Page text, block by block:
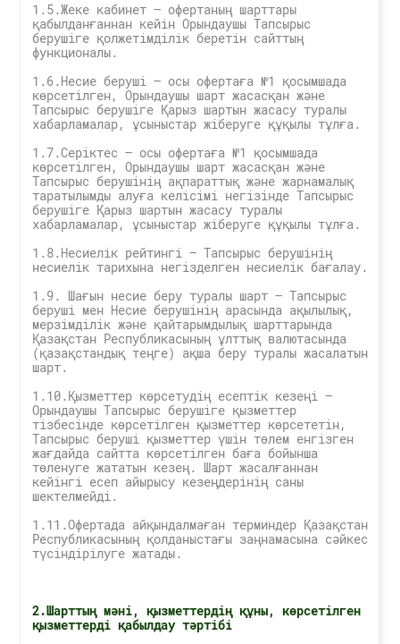
1.5.Жеке кабинет — офертаның шарттары
қабылданғаннан кейін Орындаушы Тапсырыс
берушіге қолжетімділік беретін сайттың
функционалы.
1.6.Несие беруші — осы офертаға №1 қосымшада
көрсетілген, Орындаушы шарт жасасқан және
Тапсырыс берушіге Қарыз шартын жасасу туралы
хабарламалар, ұсыныстар жіберуге құқылы тұлға.
1.7.Серіктес — осы офертаға №1 қосымшада
көрсетілген, Орындаушы шарт жасасқан және
Тапсырыс берушінің ақпараттық және жарнамалық
таратылымды алуға келісімі негізінде Тапсырыс
берушіге Қарыз шартын жасасу туралы
хабарламалар, ұсыныстар жіберуге құқылы тұлға.
1.8.Несиелік рейтингі — Тапсырыс берушінің
несиелік тарихына негізделген несиелік бағалау.
1.9. Шағын несие беру туралы шарт — Тапсырыс
беруші мен Несие берушінің арасында ақылылық,
мерзімділік және қайтарымдылық шарттарында
Қазақстан Республикасының ұлттық валютасында
(қазақстандық теңге) ақша беру туралы жасалатын
шарт.
1.10.Қызметтер көрсетудің есептік кезеңі —
Орындаушы Тапсырыс берушіге қызметтер
тізбесінде көрсетілген қызметтер көрсететін,
Тапсырыс беруші қызметтер үшін төлем енгізген
жағдайда сайтта көрсетілген баға бойынша
төленуге жататын кезең. Шарт жасалғаннан
кейінгі есеп айырысу кезеңдерінің саны
шектелмейді.
1.11.Офертада айқындалмаған терминдер Қазақстан
Республикасының қолданыстағы заңнамасына сәйкес
түсіндірілуге жатады.
2.Шарттың мәні, қызметтердің құны, көрсетілген
қызметтерді қабылдау тәртібі